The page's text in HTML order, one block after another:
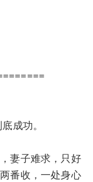
成功。
妻子难求，只好
番收，一处身心